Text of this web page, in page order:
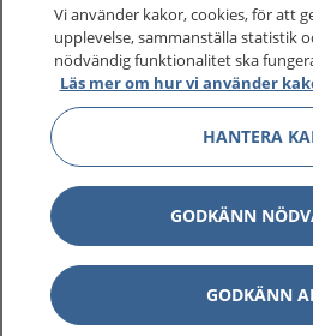
Logga in för att läsa din
vårdärenden. Ring
sjukvårdsrådgivning dygnet
1177 ger dig råd när du vill må
1177 på flera språk
Vi använder kakor, cookies, för att
upplevelse, sammanställa statistik
nödvändig funktionalitet ska
Läs mer om hur vi använder
HANTERA
GODKÄNN
GODKÄNN